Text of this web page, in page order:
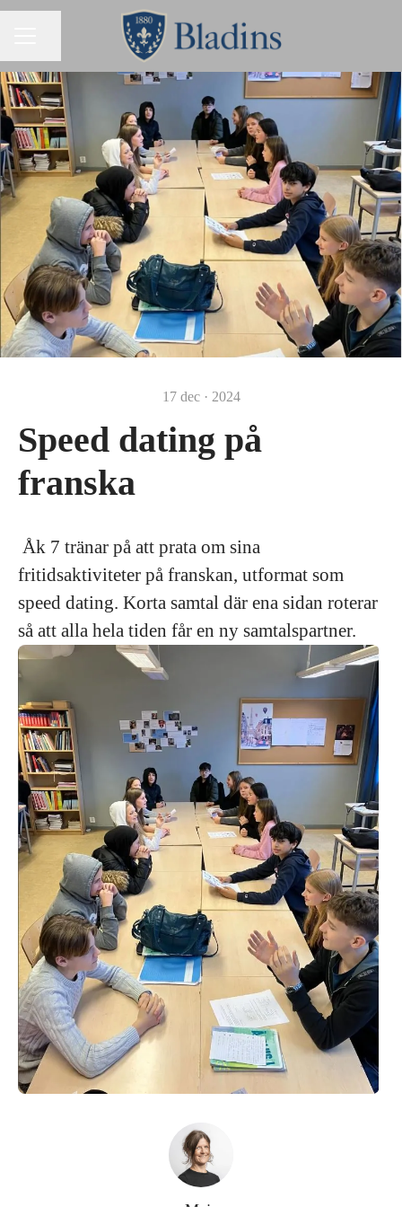
17 dec · 2024
Speed dating på
franska
Åk 7 tränar på att prata om sina
fritidsaktiviteter på franskan, utformat som
speed dating. Korta samtal där ena sidan roterar
så att alla hela tiden får en ny samtalspartner.